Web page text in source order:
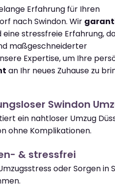
Erfahrung für Ihren
nach Swindon. Wir
eine stressfreie Erfahrung,
maßgeschneiderter
Expertise, um Ihre
an Ihr neues Zuhause zu
Swindon
ein nahtloser Umzug
ohne Komplikationen.
& stressfrei
oder Sorgen in